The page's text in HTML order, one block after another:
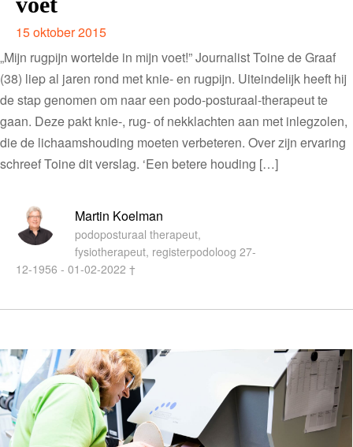
15 oktober 2015
„Mijn rugpijn wortelde in mijn voet!” Journalist Toine de Graaf
(38) liep al jaren rond met knie- en rugpijn. Uiteindelijk heeft hij
de stap genomen om naar een podo-posturaal-therapeut te
gaan. Deze pakt knie-, rug- of nekklachten aan met inlegzolen,
die de lichaamshouding moeten verbeteren. Over zijn ervaring
schreef Toine dit verslag. ‘Een betere houding […]
Martin Koelman
podoposturaal therapeut,
fysiotherapeut, registerpodoloog 27-
12-1956 - 01-02-2022 †